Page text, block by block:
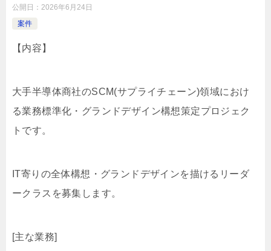
公開日： 2026年6月24日
案件
【内容】
大手半導体商社のSCM(サプライチェーン)領域におけ
る業務標準化・グランドデザイン構想策定プロジェク
トです。
IT寄りの全体構想・グランドデザインを描けるリーダ
ークラスを募集します。
[主な業務]